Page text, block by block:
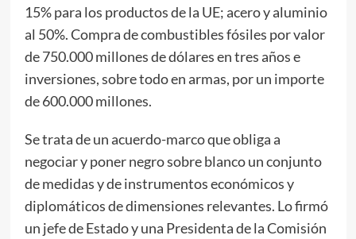
15% para los productos de la UE; acero y aluminio
al 50%. Compra de combustibles fósiles por valor
de 750.000 millones de dólares en tres años e
inversiones, sobre todo en armas, por un importe
de 600.000 millones.
Se trata de un acuerdo-marco que obliga a
negociar y poner negro sobre blanco un conjunto
de medidas y de instrumentos económicos y
diplomáticos de dimensiones relevantes. Lo firmó
un jefe de Estado y una Presidenta de la Comisión